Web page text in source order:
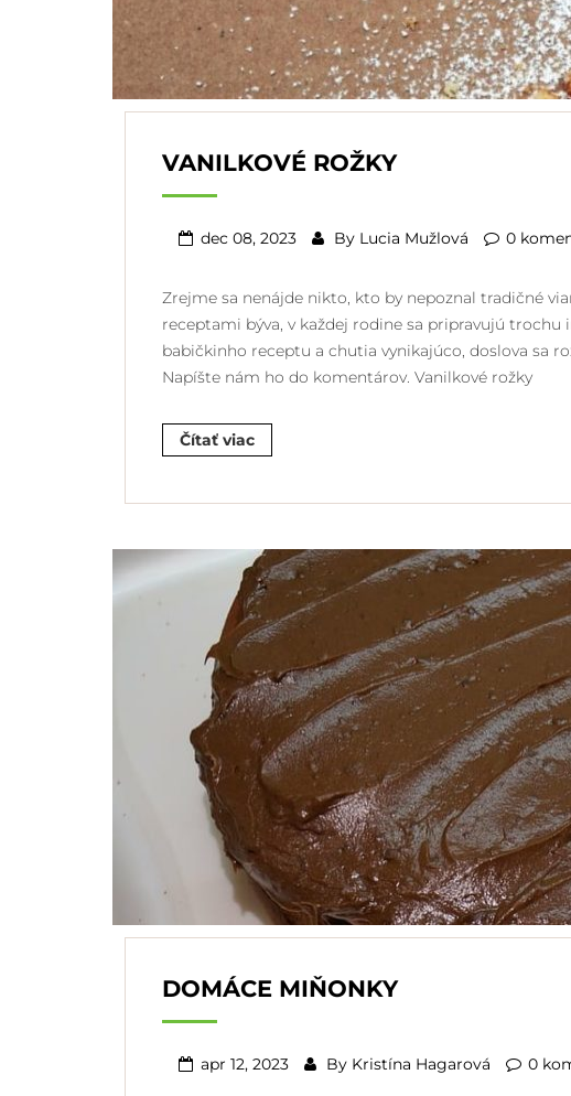
VANILKOVÉ ROŽKY
dec 08, 2023 By Lucia Mužlová 0
Zrejme sa nenájde nikto, kto by nepoznal tradičné
receptami býva, v každej rodine sa pripravujú
babičkinho receptu a chutia vynikajúco, doslova sa
Napíšte nám ho do komentárov. Vanilkové rožky
Čítať viac
DOMÁCE MIŇONKY
apr 12, 2023 By Kristína Hagarová 0